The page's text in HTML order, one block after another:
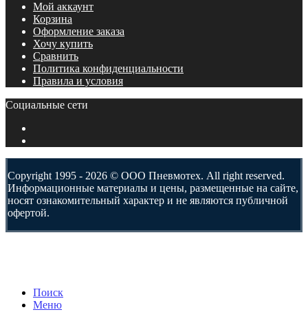
Мой аккаунт
Корзина
Оформление заказа
Хочу купить
Сравнить
Политика конфиденциальности
Правила и условия
Социальные сети
Copyright 1995 - 2026 © ООО Пневмотех. All right reserved.
Информационные материалы и цены, размещенные на сайте,
носят ознакомительный характер и не являются публичной
офертой.
Поиск
Меню